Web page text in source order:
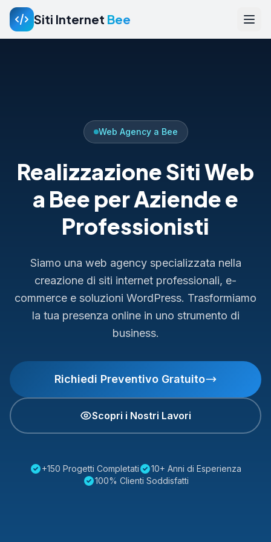
Siti Internet Bee
Web Agency a Bee
Realizzazione Siti Web
a Bee per Aziende e
Professionisti
Siamo una web agency specializzata nella
creazione di siti internet professionali, e-
commerce e soluzioni WordPress. Trasformiamo
la tua presenza online in uno strumento di
business.
Richiedi Preventivo Gratuito
Scopri i Nostri Lavori
+150 Progetti Completati
10+ Anni di Esperienza
100% Clienti Soddisfatti